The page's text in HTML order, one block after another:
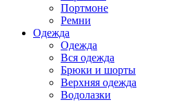
Портмоне
Ремни
Одежда
Одежда
Вся одежда
Брюки и шорты
Верхняя одежда
Водолазки